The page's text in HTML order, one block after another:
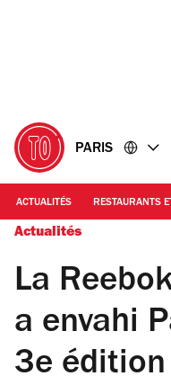
PARIS
ACTUALITÉS RESTAURANTS
Actualités
La
a envahi
3e édition